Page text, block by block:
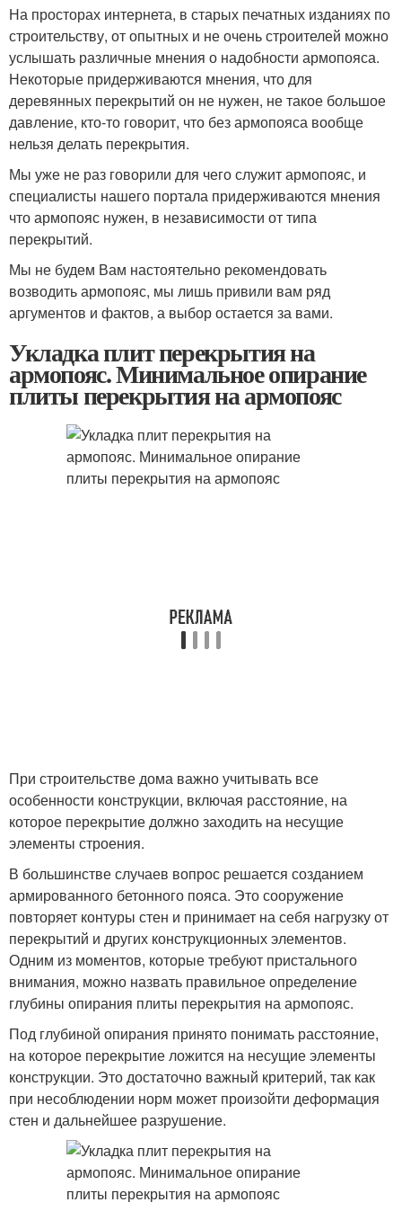
На просторах интернета, в старых печатных изданиях по
строительству, от опытных и не очень строителей можно
услышать различные мнения о надобности армопояса.
Некоторые придерживаются мнения, что для
деревянных перекрытий он не нужен, не такое большое
давление, кто-то говорит, что без армопояса вообще
нельзя делать перекрытия.
Мы уже не раз говорили для чего служит армопояс, и
специалисты нашего портала придерживаются мнения
что армопояс нужен, в независимости от типа
перекрытий.
Мы не будем Вам настоятельно рекомендовать
возводить армопояс, мы лишь привили вам ряд
аргументов и фактов, а выбор остается за вами.
Укладка плит перекрытия на
армопояс. Минимальное опирание
плиты перекрытия на армопояс
При строительстве дома важно учитывать все
особенности конструкции, включая расстояние, на
которое перекрытие должно заходить на несущие
элементы строения.
В большинстве случаев вопрос решается созданием
армированного бетонного пояса. Это сооружение
повторяет контуры стен и принимает на себя нагрузку от
перекрытий и других конструкционных элементов.
Одним из моментов, которые требуют пристального
внимания, можно назвать правильное определение
глубины опирания плиты перекрытия на армопояс.
Под глубиной опирания принято понимать расстояние,
на которое перекрытие ложится на несущие элементы
конструкции. Это достаточно важный критерий, так как
при несоблюдении норм может произойти деформация
стен и дальнейшее разрушение.